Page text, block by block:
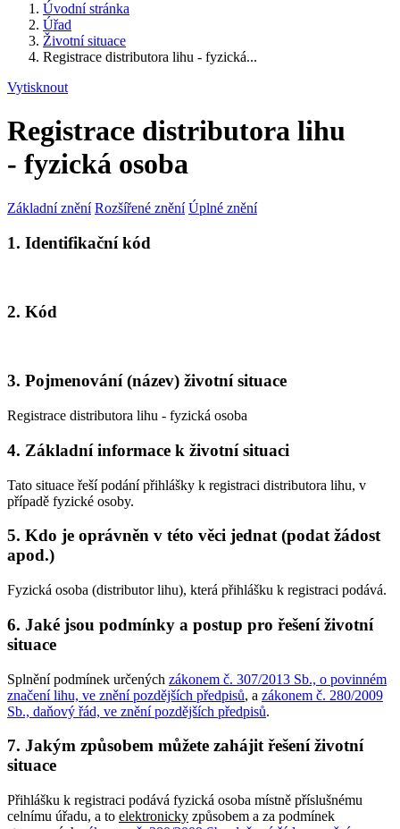
Úvodní stránka
Úřad
Životní situace
Registrace distributora lihu - fyzická...
Vytisknout
Registrace distributora lihu
- fyzická osoba
Základní znění Rozšířené znění Úplné znění
1. Identifikační kód
2. Kód
3. Pojmenování (název) životní situace
Registrace distributora lihu - fyzická osoba
4. Základní informace k životní situaci
Tato situace řeší podání přihlášky k registraci distributora lihu, v
případě fyzické osoby.
5. Kdo je oprávněn v této věci jednat (podat žádost
apod.)
Fyzická osoba (distributor lihu), která přihlášku k registraci podává.
6. Jaké jsou podmínky a postup pro řešení životní
situace
Splnění podmínek určených zákonem č. 307/2013 Sb., o povinném
značení lihu, ve znění pozdějších předpisů, a zákonem č. 280/2009
Sb., daňový řád, ve znění pozdějších předpisů.
7. Jakým způsobem můžete zahájit řešení životní
situace
Přihlášku k registraci podává fyzická osoba místně příslušnému
celnímu úřadu, a to elektronicky způsobem a za podmínek